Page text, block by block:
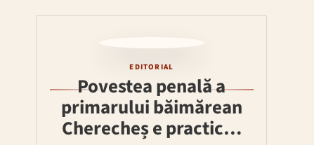
EDITORIAL
Povestea penală a
primarului băimărean
Cherecheș e practic…